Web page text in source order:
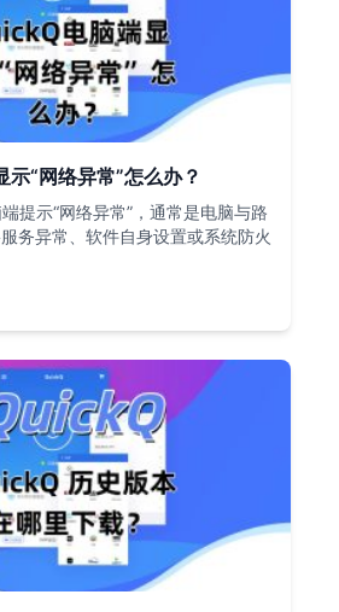
“网络异常”怎么办？
提示“网络异常”，通常是电脑与路
务异常、软件自身设置或系统防火